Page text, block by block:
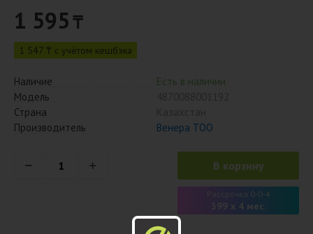
1 595 ₸
1 547 ₸ с учётом кешбэка
Наличие
Есть в наличии
Модель
Страна
Производитель
Венера ТОО
В корзину
Рассрочка 0-0-4
399 x 4 мес.